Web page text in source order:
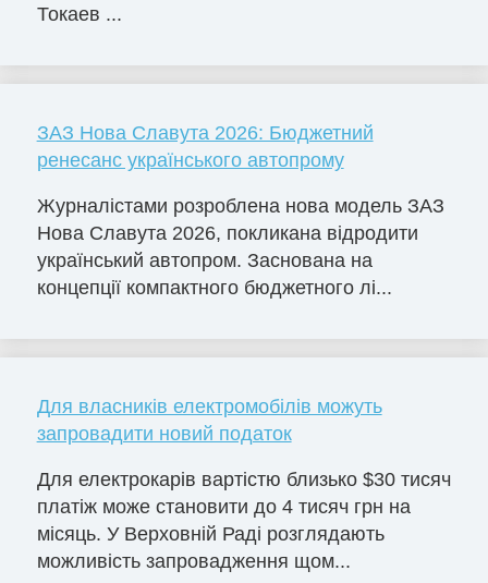
Токаев ...
ЗАЗ Нова Славута 2026: Бюджетний
ренесанс українського автопрому
Журналістами розроблена нова модель ЗАЗ
Нова Славута 2026, покликана відродити
український автопром. Заснована на
концепції компактного бюджетного лі...
Для власників електромобілів можуть
запровадити новий податок
Для електрокарів вартістю близько $30 тисяч
платіж може становити до 4 тисяч грн на
місяць. У Верховній Раді розглядають
можливість запровадження щом...